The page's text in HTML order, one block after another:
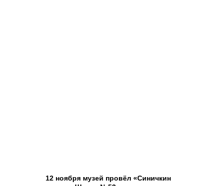
12 ноября музей провёл «Синичкин